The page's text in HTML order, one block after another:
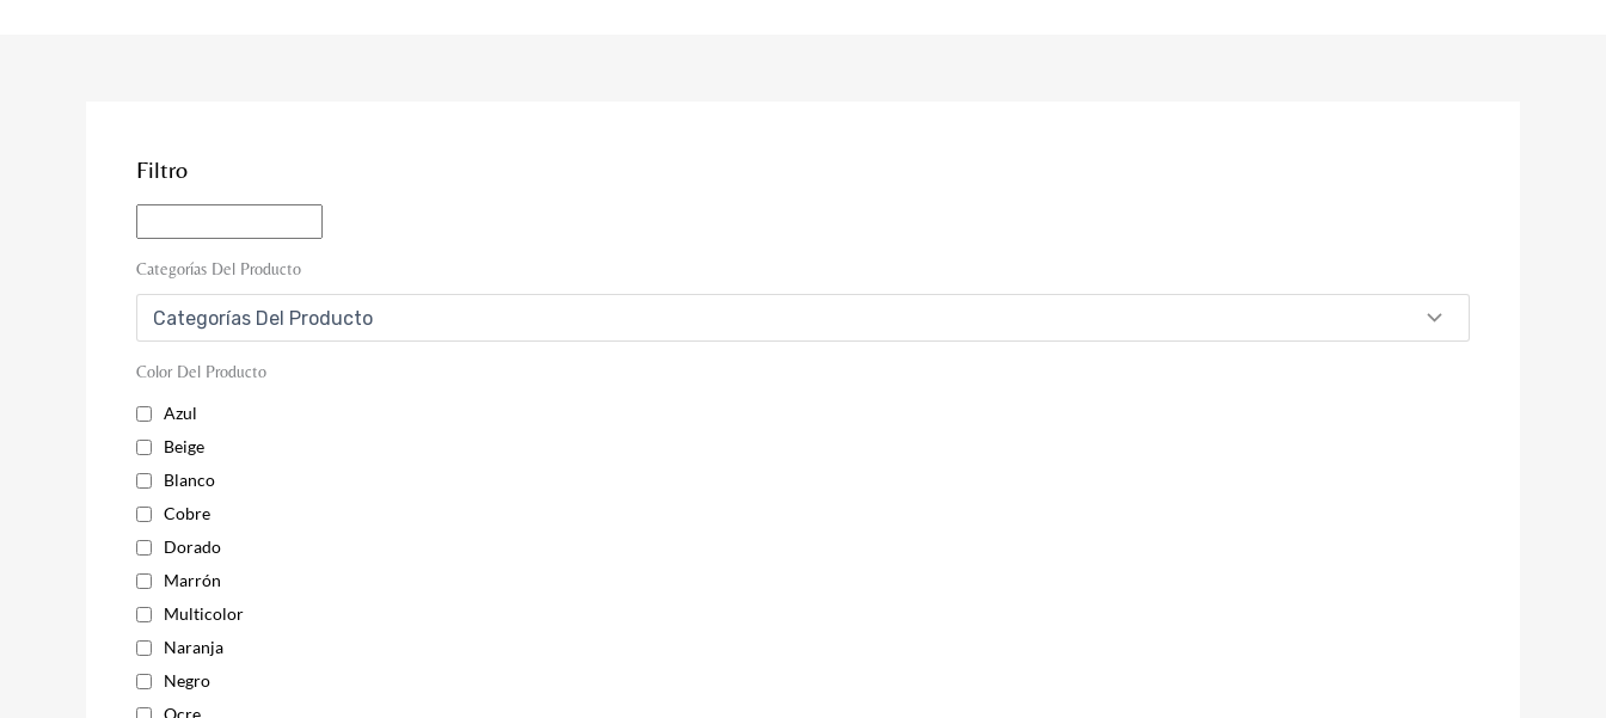
Filtro
Categorías Del Producto
Color Del Producto
Azul
Beige
Blanco
Cobre
Dorado
Marrón
Multicolor
Naranja
Negro
Ocre